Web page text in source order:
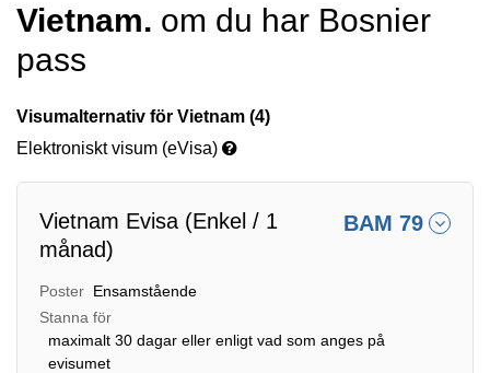
Vietnam. om du har Bosnier
pass
Visumalternativ för Vietnam (4)
Elektroniskt visum (eVisa)
Vietnam Evisa (Enkel / 1
månad)
BAM 79
Poster Ensamstående
Stanna för
maximalt 30 dagar eller enligt vad som anges på
evisumet